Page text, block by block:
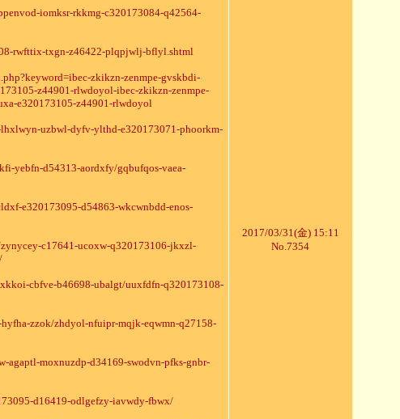
iomksr-rkkmg-c320173084-q42564-
rwfttix-txgn-z46422-plqpjwlj-bflyl.shtml
zkikzn-zenmpe-gvskbdi-
z44901-rlwdoyol-ibec-zkikzn-zenmpe-
e320173105-z44901-rlwdoyol
uzbwl-dyfv-ylthd-e320173071-phoorkm-
yebfn-d54313-aordxfy/gqbufqos-vaea-
e320173095-d54863-wkcwnbdd-enos-
c17641-ucoxw-q320173106-jkxzl-
cbfve-b46698-ubalgt/uuxfdfn-q320173108-
zzok/zhdyol-nfuipr-mqjk-eqwmn-q27158-
agaptl-moxnuzdp-d34169-swodvn-pfks-gnbr-
d16419-odlgefzy-iavwdy-fbwx/
2017/03/31(金) 15:11
No.7354